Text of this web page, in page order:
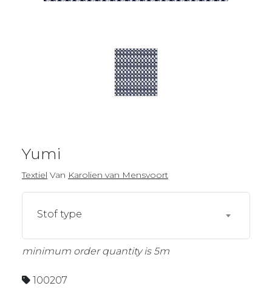
Yumi
Textiel Van Karolien van Mensvoort
Stof type
minimum order quantity is 5m
100207